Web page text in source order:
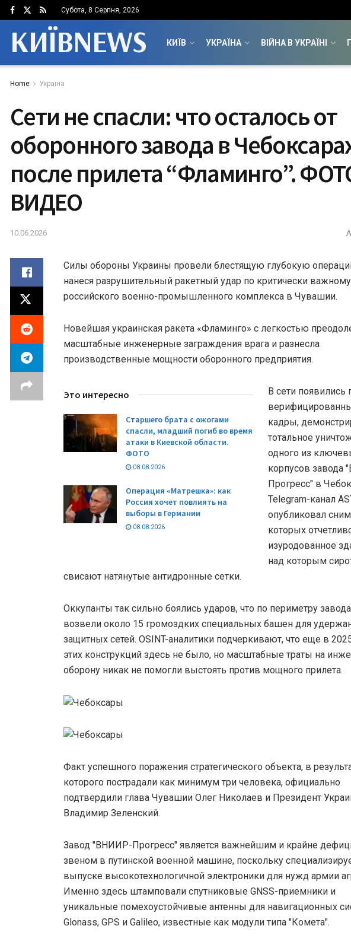
Субота, 8 Серпня, 2026
КИЇВNEWS КИЇВ УКРАЇНА ВІЙНА В УКРАЇНІ
Home Україна
Сети не спасли: что осталось от
оборонного завода в
после прилета “Фламинго”.
ВИДЕО
10.06.2026 A
Силы обороны Украины провели блестящую глубокую
нанеся разрушительный ракетный удар по критически
российского военно-промышленного комплекса в Чувашии.
Новейшая украинская ракета «Фламинго» с легкостью
масштабные инженерные заграждения врага и разнесла
производственные мощности оборонного предприятия.
Это интересно
Старшего брата с ожогами
спасли, младший погиб во время
атаки в Киевской области.
ФОТО
08.08.2026
Операция «Матрешка»: как
Россия хочет повлиять на
выборы в Германии
08.08.2026
В сети появились
кадры,
тотальное
одного из
корпусов завода
Прогресс" в
Telegram-канал
опубликовал
которых
изуродованное
над которым
свисают натянутые антидронные сетки.
Оккупанты так сильно боялись ударов, что по периметру
возвели около 15 громоздких специальных башен для
защитных сетей. OSINT-аналитики подчеркивают, что еще в
этих конструкций здесь не было, но масштабные траты на
оборону никак не помогли выстоять против мощного прилета.
Факт успешного поражения стратегического объекта, в
которого пострадали как минимум три человека, официально
подтвердили глава Чувашии Олег Николаев и Президент
Владимир Зеленский.
Завод "ВНИИР-Прогресс" является важнейшим и крайне
звеном в путинской военной машине, поскольку
выпуске высокотехнологичной электроники для нужд армии
Именно здесь штамповали спутниковые GNSS-приемники и
уникальные помехоустойчивые антенны для навигационных
Glonass, GPS и Galileo, известные как модули типа "Комета".